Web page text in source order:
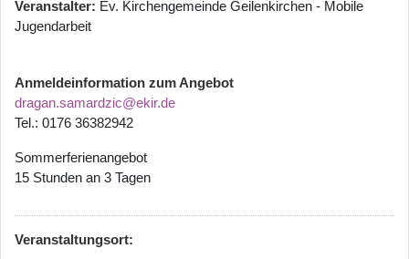
Veranstalter Ev. Kirchengemeinde Geilenkirchen - Mobile
Jugendarbeit
Anmeldeinformation zum Angebot
dragan.samardzic@ekir.de
Tel.: 0176 36382942
Sommerferienangebot
15 Stunden an 3 Tagen
Veranstaltungsort: